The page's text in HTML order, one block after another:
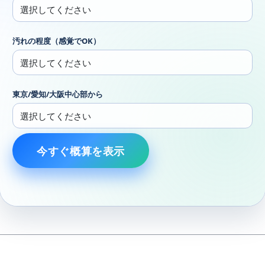
汚れの程度（感覚でOK）
東京/愛知/大阪中心部から
今すぐ概算を表示